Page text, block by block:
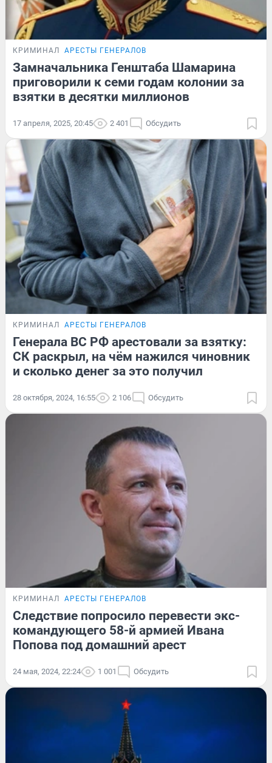
КРИМИНАЛ АРЕСТЫ ГЕНЕРАЛОВ
Замначальника Генштаба Шамарина
приговорили к семи годам колонии за
взятки в десятки миллионов
17 апреля, 2025, 20:45 2 401 Обсудить
КРИМИНАЛ АРЕСТЫ ГЕНЕРАЛОВ
Генерала ВС РФ арестовали за взятку:
СК раскрыл, на чём нажился чиновник
и сколько денег за это получил
28 октября, 2024, 16:55 2 106 Обсудить
КРИМИНАЛ АРЕСТЫ ГЕНЕРАЛОВ
Следствие попросило перевести экс-
командующего 58-й армией Ивана
Попова под домашний арест
24 мая, 2024, 22:24 1 001 Обсудить